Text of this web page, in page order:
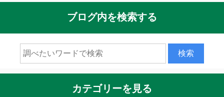
ブログ内を検索する
カテゴリーを見る